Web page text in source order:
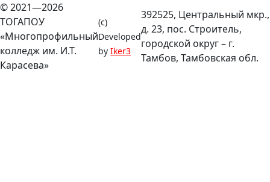
© 2021—2026
ТОГАПОУ
«Многопрофильный
колледж им. И.Т.
Карасева»
(c)
Developed
byIker3
392525, Центральный мкр.,
д. 23, пос. Строитель,
городской округ – г.
Тамбов, Тамбовская обл.